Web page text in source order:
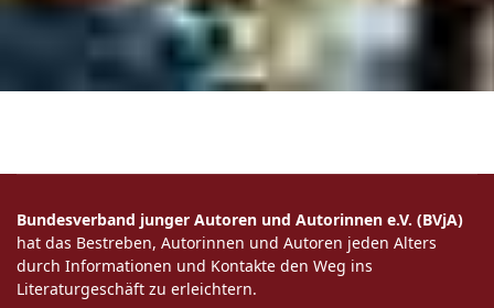
Bundesverband junger Autoren und Autorinnen e.V. (BVjA)
hat das Bestreben, Autorinnen und Autoren jeden Alters
durch Informationen und Kontakte den Weg ins
Literaturgeschäft zu erleichtern.